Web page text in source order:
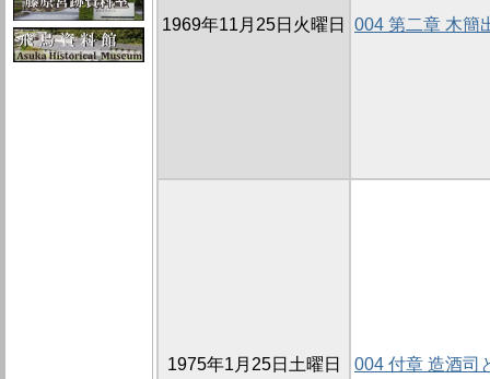
1969年11月25日火曜日 004 第二章 木簡
1975年1月25日土曜日 004 付章 造酒司